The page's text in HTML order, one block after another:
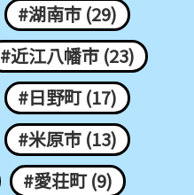
#湖南市 (29)
#近江八幡市 (23)
#日野町 (17)
#米原市 (13)
#愛荘町 (9)